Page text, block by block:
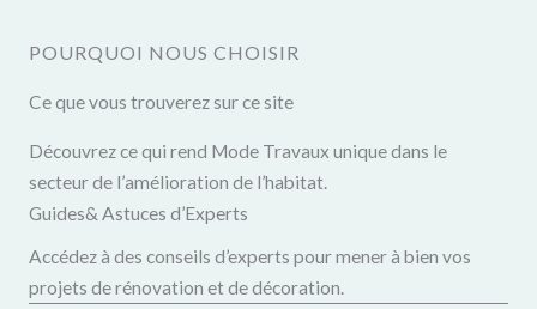
POURQUOI NOUS CHOISIR
Ce que vous trouverez sur ce site
Découvrez ce qui rend Mode Travaux unique dans le
secteur de l’amélioration de l’habitat.
Guides& Astuces d’Experts
Accédez à des conseils d’experts pour mener à bien vos
projets de rénovation et de décoration.